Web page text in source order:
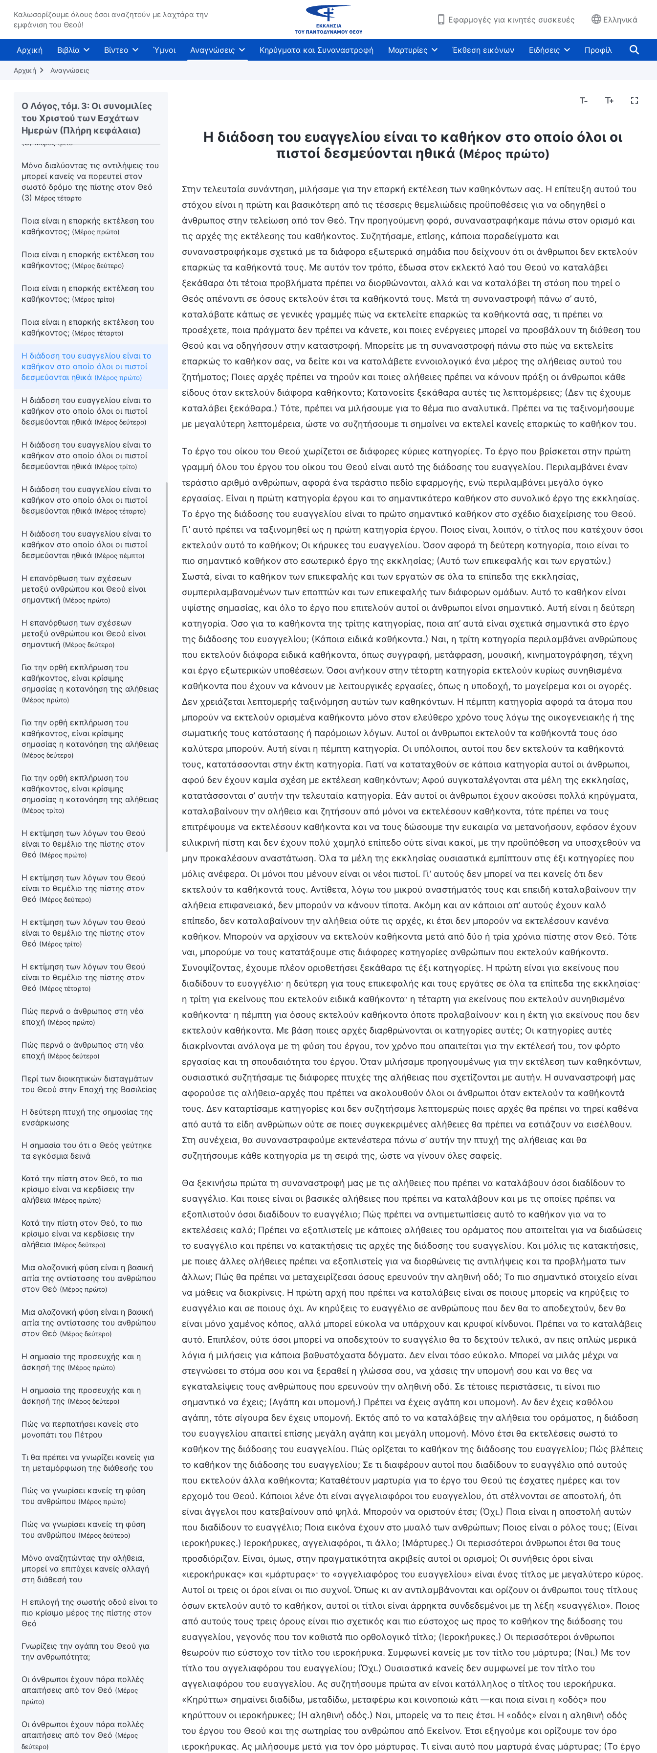
Καλωσορίζουμε όλους όσοι αναζητούν με λαχτάρα την
εμφάνιση του Θεού!
Εφαρμογές για κινητές συσκευές Ελληνικά
Αρχική Βιβλία Βίντεο Ύμνοι Αναγνώσεις Κηρύγματα και Συναναστροφή Μαρτυρίες Έκθεση εικόνων Ειδήσεις Προφίλ
Αρχική Αναγνώσεις
Ο Λόγος, τόμ. 3: Οι συνομιλίες
του Χριστού των Εσχάτων
Ημερών (Πλήρη κεφάλαια)
μπορεί κανείς να πορευτεί στον
σωστό δρόμο της πίστης στον Θεό
(3)
Μόνο διαλύοντας τις αντιλήψεις του
μπορεί κανείς να πορευτεί στον
σωστό δρόμο της πίστης στον Θεό
Μόνο διαλύοντας τις αντιλήψεις του
μπορεί κανείς να πορευτεί στον
σωστό δρόμο της πίστης στον Θεό
(3)Μέρος τρίτο
Μόνο διαλύοντας τις αντιλήψεις του
μπορεί κανείς να πορευτεί στον
σωστό δρόμο της πίστης στον Θεό
(3) Μέρος τέταρτο
Ποια είναι η επαρκής εκτέλεση του
καθήκοντος; (Μέρος πρώτο)
Ποια είναι η επαρκής εκτέλεση του
καθήκοντος; (Μέρος δεύτερο)
Ποια είναι η επαρκής εκτέλεση του
καθήκοντος; (Μέρος τρίτο)
Ποια είναι η επαρκής εκτέλεση του
καθήκοντος; (Μέρος τέταρτο)
Η διάδοση του ευαγγελίου είναι το
καθήκον στο οποίο όλοι οι πιστοί
δεσμεύονται ηθικά (Μέρος πρώτο)
Η διάδοση του ευαγγελίου είναι το
καθήκον στο οποίο όλοι οι πιστοί
δεσμεύονται ηθικά (Μέρος δεύτερο)
Η διάδοση του ευαγγελίου είναι το
καθήκον στο οποίο όλοι οι πιστοί
δεσμεύονται ηθικά (Μέρος τρίτο)
Η διάδοση του ευαγγελίου είναι το
καθήκον στο οποίο όλοι οι πιστοί
δεσμεύονται ηθικά (Μέρος τέταρτο)
Η διάδοση του ευαγγελίου είναι το
καθήκον στο οποίο όλοι οι πιστοί
δεσμεύονται ηθικά (Μέρος πέμπτο)
Η επανόρθωση των σχέσεων
μεταξύ ανθρώπου και Θεού είναι
σημαντική (Μέρος πρώτο)
Η επανόρθωση των σχέσεων
μεταξύ ανθρώπου και Θεού είναι
σημαντική (Μέρος δεύτερο)
Για την ορθή εκπλήρωση του
καθήκοντος, είναι κρίσιμης
σημασίας η κατανόηση της αλήθειας
(Μέρος πρώτο)
Για την ορθή εκπλήρωση του
καθήκοντος, είναι κρίσιμης
σημασίας η κατανόηση της αλήθειας
(Μέρος δεύτερο)
Για την ορθή εκπλήρωση του
καθήκοντος, είναι κρίσιμης
σημασίας η κατανόηση της αλήθειας
(Μέρος τρίτο)
Η εκτίμηση των λόγων του Θεού
είναι το θεμέλιο της πίστης στον
Θεό (Μέρος πρώτο)
Η εκτίμηση των λόγων του Θεού
είναι το θεμέλιο της πίστης στον
Θεό (Μέρος δεύτερο)
Η εκτίμηση των λόγων του Θεού
είναι το θεμέλιο της πίστης στον
Θεό (Μέρος τρίτο)
Η εκτίμηση των λόγων του Θεού
είναι το θεμέλιο της πίστης στον
Θεό (Μέρος τέταρτο)
Πώς περνά ο άνθρωπος στη νέα
εποχή (Μέρος πρώτο)
Πώς περνά ο άνθρωπος στη νέα
εποχή (Μέρος δεύτερο)
Περί των διοικητικών διαταγμάτων
του Θεού στην Εποχή της Βασιλείας
Η δεύτερη πτυχή της σημασίας της
ενσάρκωσης
Η σημασία του ότι ο Θεός γεύτηκε
τα εγκόσμια δεινά
Κατά την πίστη στον Θεό, το πιο
κρίσιμο είναι να κερδίσεις την
αλήθεια (Μέρος πρώτο)
Κατά την πίστη στον Θεό, το πιο
κρίσιμο είναι να κερδίσεις την
αλήθεια (Μέρος δεύτερο)
Μια αλαζονική φύση είναι η βασική
αιτία της αντίστασης του ανθρώπου
στον Θεό (Μέρος πρώτο)
Μια αλαζονική φύση είναι η βασική
αιτία της αντίστασης του ανθρώπου
στον Θεό (Μέρος δεύτερο)
Η σημασία της προσευχής και η
άσκησή της (Μέρος πρώτο)
Η σημασία της προσευχής και η
άσκησή της (Μέρος δεύτερο)
Πώς να περπατήσει κανείς στο
μονοπάτι του Πέτρου
Τι θα πρέπει να γνωρίζει κανείς για
τη μεταμόρφωση της διάθεσής του
Πώς να γνωρίσει κανείς τη φύση
του ανθρώπου (Μέρος πρώτο)
Πώς να γνωρίσει κανείς τη φύση
του ανθρώπου (Μέρος δεύτερο)
Μόνο αναζητώντας την αλήθεια,
μπορεί να επιτύχει κανείς αλλαγή
στη διάθεσή του
Η επιλογή της σωστής οδού είναι το
πιο κρίσιμο μέρος της πίστης στον
Θεό
Γνωρίζεις την αγάπη του Θεού για
την ανθρωπότητα;
Οι άνθρωποι έχουν πάρα πολλές
απαιτήσεις από τον Θεό (Μέρος
πρώτο)
Οι άνθρωποι έχουν πάρα πολλές
απαιτήσεις από τον Θεό (Μέρος
δεύτερο)
Η διάδοση του ευαγγελίου είναι το καθήκον στο οποίο όλοι οι
πιστοί δεσμεύονται ηθικά (Μέρος πρώτο)
Στην τελευταία συνάντηση, μιλήσαμε για την επαρκή εκτέλεση των καθηκόντων σας. Η επίτευξη αυτού του
στόχου είναι η πρώτη και βασικότερη από τις τέσσερις θεμελιώδεις προϋποθέσεις για να οδηγηθεί ο
άνθρωπος στην τελείωση από τον Θεό. Την προηγούμενη φορά, συναναστραφήκαμε πάνω στον ορισμό και
τις αρχές της εκτέλεσης του καθήκοντος. Συζητήσαμε, επίσης, κάποια παραδείγματα και
συναναστραφήκαμε σχετικά με τα διάφορα εξωτερικά σημάδια που δείχνουν ότι οι άνθρωποι δεν εκτελούν
επαρκώς τα καθήκοντά τους. Με αυτόν τον τρόπο, έδωσα στον εκλεκτό λαό του Θεού να καταλάβει
ξεκάθαρα ότι τέτοια προβλήματα πρέπει να διορθώνονται, αλλά και να καταλάβει τη στάση που τηρεί ο
Θεός απέναντι σε όσους εκτελούν έτσι τα καθήκοντά τους. Μετά τη συναναστροφή πάνω σ’ αυτό,
καταλάβατε κάπως σε γενικές γραμμές πώς να εκτελείτε επαρκώς τα καθήκοντά σας, τι πρέπει να
προσέχετε, ποια πράγματα δεν πρέπει να κάνετε, και ποιες ενέργειες μπορεί να προσβάλουν τη διάθεση του
Θεού και να οδηγήσουν στην καταστροφή. Μπορείτε με τη συναναστροφή πάνω στο πώς να εκτελείτε
επαρκώς το καθήκον σας, να δείτε και να καταλάβετε εννοιολογικά ένα μέρος της αλήθειας αυτού του
ζητήματος; Ποιες αρχές πρέπει να τηρούν και ποιες αλήθειες πρέπει να κάνουν πράξη οι άνθρωποι κάθε
είδους όταν εκτελούν διάφορα καθήκοντα; Κατανοείτε ξεκάθαρα αυτές τις λεπτομέρειες; (Δεν τις έχουμε
καταλάβει ξεκάθαρα.) Τότε, πρέπει να μιλήσουμε για το θέμα πιο αναλυτικά. Πρέπει να τις ταξινομήσουμε
με μεγαλύτερη λεπτομέρεια, ώστε να συζητήσουμε τι σημαίνει να εκτελεί κανείς επαρκώς το καθήκον του.
Το έργο του οίκου του Θεού χωρίζεται σε διάφορες κύριες κατηγορίες. Το έργο που βρίσκεται στην πρώτη
γραμμή όλου του έργου του οίκου του Θεού είναι αυτό της διάδοσης του ευαγγελίου. Περιλαμβάνει έναν
τεράστιο αριθμό ανθρώπων, αφορά ένα τεράστιο πεδίο εφαρμογής, ενώ περιλαμβάνει μεγάλο όγκο
εργασίας. Είναι η πρώτη κατηγορία έργου και το σημαντικότερο καθήκον στο συνολικό έργο της εκκλησίας.
Το έργο της διάδοσης του ευαγγελίου είναι το πρώτο σημαντικό καθήκον στο σχέδιο διαχείρισης του Θεού.
Γι’ αυτό πρέπει να ταξινομηθεί ως η πρώτη κατηγορία έργου. Ποιος είναι, λοιπόν, ο τίτλος που κατέχουν όσοι
εκτελούν αυτό το καθήκον; Οι κήρυκες του ευαγγελίου. Όσον αφορά τη δεύτερη κατηγορία, ποιο είναι το
πιο σημαντικό καθήκον στο εσωτερικό έργο της εκκλησίας; (Αυτό των επικεφαλής και των εργατών.)
Σωστά, είναι το καθήκον των επικεφαλής και των εργατών σε όλα τα επίπεδα της εκκλησίας,
συμπεριλαμβανομένων των εποπτών και των επικεφαλής των διάφορων ομάδων. Αυτό το καθήκον είναι
υψίστης σημασίας, και όλο το έργο που επιτελούν αυτοί οι άνθρωποι είναι σημαντικό. Αυτή είναι η δεύτερη
κατηγορία. Όσο για τα καθήκοντα της τρίτης κατηγορίας, ποια απ’ αυτά είναι σχετικά σημαντικά στο έργο
της διάδοσης του ευαγγελίου; (Κάποια ειδικά καθήκοντα.) Ναι, η τρίτη κατηγορία περιλαμβάνει ανθρώπους
που εκτελούν διάφορα ειδικά καθήκοντα, όπως συγγραφή, μετάφραση, μουσική, κινηματογράφηση, τέχνη
και έργο εξωτερικών υποθέσεων. Όσοι ανήκουν στην τέταρτη κατηγορία εκτελούν κυρίως συνηθισμένα
καθήκοντα που έχουν να κάνουν με λειτουργικές εργασίες, όπως η υποδοχή, το μαγείρεμα και οι αγορές.
Δεν χρειάζεται λεπτομερής ταξινόμηση αυτών των καθηκόντων. Η πέμπτη κατηγορία αφορά τα άτομα που
μπορούν να εκτελούν ορισμένα καθήκοντα μόνο στον ελεύθερο χρόνο τους λόγω της οικογενειακής ή της
σωματικής τους κατάστασης ή παρόμοιων λόγων. Αυτοί οι άνθρωποι εκτελούν τα καθήκοντά τους όσο
καλύτερα μπορούν. Αυτή είναι η πέμπτη κατηγορία. Οι υπόλοιποι, αυτοί που δεν εκτελούν τα καθήκοντά
τους, κατατάσσονται στην έκτη κατηγορία. Γιατί να καταταχθούν σε κάποια κατηγορία αυτοί οι άνθρωποι,
αφού δεν έχουν καμία σχέση με εκτέλεση καθηκόντων; Αφού συγκαταλέγονται στα μέλη της εκκλησίας,
κατατάσσονται σ’ αυτήν την τελευταία κατηγορία. Εάν αυτοί οι άνθρωποι έχουν ακούσει πολλά κηρύγματα,
καταλαβαίνουν την αλήθεια και ζητήσουν από μόνοι να εκτελέσουν καθήκοντα, τότε πρέπει να τους
επιτρέψουμε να εκτελέσουν καθήκοντα και να τους δώσουμε την ευκαιρία να μετανοήσουν, εφόσον έχουν
ειλικρινή πίστη και δεν έχουν πολύ χαμηλό επίπεδο ούτε είναι κακοί, με την προϋπόθεση να υποσχεθούν να
μην προκαλέσουν αναστάτωση. Όλα τα μέλη της εκκλησίας ουσιαστικά εμπίπτουν στις έξι κατηγορίες που
μόλις ανέφερα. Οι μόνοι που μένουν είναι οι νέοι πιστοί. Γι’ αυτούς δεν μπορεί να πει κανείς ότι δεν
εκτελούν τα καθήκοντά τους. Αντίθετα, λόγω του μικρού αναστήματός τους και επειδή καταλαβαίνουν την
αλήθεια επιφανειακά, δεν μπορούν να κάνουν τίποτα. Ακόμη και αν κάποιοι απ’ αυτούς έχουν καλό
επίπεδο, δεν καταλαβαίνουν την αλήθεια ούτε τις αρχές, κι έτσι δεν μπορούν να εκτελέσουν κανένα
καθήκον. Μπορούν να αρχίσουν να εκτελούν καθήκοντα μετά από δύο ή τρία χρόνια πίστης στον Θεό. Τότε
ναι, μπορούμε να τους κατατάξουμε στις διάφορες κατηγορίες ανθρώπων που εκτελούν καθήκοντα.
Συνοψίζοντας, έχουμε πλέον οριοθετήσει ξεκάθαρα τις έξι κατηγορίες. Η πρώτη είναι για εκείνους που
διαδίδουν το ευαγγέλιο· η δεύτερη για τους επικεφαλής και τους εργάτες σε όλα τα επίπεδα της εκκλησίας·
η τρίτη για εκείνους που εκτελούν ειδικά καθήκοντα· η τέταρτη για εκείνους που εκτελούν συνηθισμένα
καθήκοντα· η πέμπτη για όσους εκτελούν καθήκοντα όποτε προλαβαίνουν· και η έκτη για εκείνους που δεν
εκτελούν καθήκοντα. Με βάση ποιες αρχές διαρθρώνονται οι κατηγορίες αυτές; Οι κατηγορίες αυτές
διακρίνονται ανάλογα με τη φύση του έργου, τον χρόνο που απαιτείται για την εκτέλεσή του, τον φόρτο
εργασίας και τη σπουδαιότητα του έργου. Όταν μιλήσαμε προηγουμένως για την εκτέλεση των καθηκόντων,
ουσιαστικά συζητήσαμε τις διάφορες πτυχές της αλήθειας που σχετίζονται με αυτήν. Η συναναστροφή μας
αφορούσε τις αλήθεια-αρχές που πρέπει να ακολουθούν όλοι οι άνθρωποι όταν εκτελούν τα καθήκοντά
τους. Δεν καταρτίσαμε κατηγορίες και δεν συζητήσαμε λεπτομερώς ποιες αρχές θα πρέπει να τηρεί καθένα
από αυτά τα είδη ανθρώπων ούτε σε ποιες συγκεκριμένες αλήθειες θα πρέπει να εστιάζουν να εισέλθουν.
Στη συνέχεια, θα συναναστραφούμε εκτενέστερα πάνω σ’ αυτήν την πτυχή της αλήθειας και θα
συζητήσουμε κάθε κατηγορία με τη σειρά της, ώστε να γίνουν όλες σαφείς.
Θα ξεκινήσω πρώτα τη συναναστροφή μας με τις αλήθειες που πρέπει να καταλάβουν όσοι διαδίδουν το ευαγγέλιο. Και ποιες είναι οι βασικές αλήθειες που πρέπει να καταλάβουν και με τις οποίες πρέπει να εξοπλιστούν όσοι διαδίδουν το ευαγγέλιο; Πώς πρέπει να αντιμετωπίσεις αυτό το καθήκον για να το εκτελέσεις καλά; Πρέπει να εξοπλιστείς με κάποιες αλήθειες του οράματος που απαιτείται για να διαδώσεις το ευαγγέλιο και πρέπει να κατακτήσεις τις αρχές της διάδοσης του ευαγγελίου. Και μόλις τις κατακτήσεις, με ποιες άλλες αλήθειες πρέπει να εξοπλιστείς για να διορθώνεις τις αντιλήψεις και τα προβλήματα των άλλων; Πώς θα πρέπει να μεταχειρίζεσαι όσους ερευνούν την αληθινή οδό; Το πιο σημαντικό στοιχείο είναι να μάθεις να διακρίνεις. Η πρώτη αρχή που πρέπει να καταλάβεις είναι σε ποιους μπορείς να κηρύξεις το ευαγγέλιο και σε ποιους όχι. Αν κηρύξεις το ευαγγέλιο σε ανθρώπους που δεν θα το αποδεχτούν, δεν θα είναι μόνο χαμένος κόπος, αλλά μπορεί εύκολα να υπάρχουν και κρυφοί κίνδυνοι. Πρέπει να το καταλάβεις αυτό. Επιπλέον, ούτε όσοι μπορεί να αποδεχτούν το ευαγγέλιο θα το δεχτούν τελικά, αν πεις απλώς μερικά λόγια ή μιλήσεις για κάποια βαθυστόχαστα δόγματα. Δεν είναι τόσο εύκολο. Μπορεί να μιλάς μέχρι να στεγνώσει το στόμα σου και να ξεραθεί η γλώσσα σου, να χάσεις την υπομονή σου και να θες να εγκαταλείψεις τους ανθρώπους που ερευνούν την αληθινή οδό. Σε τέτοιες περιστάσεις, τι είναι πιο σημαντικό να έχεις; (Αγάπη και υπομονή.) Πρέπει να έχεις αγάπη και υπομονή. Αν δεν έχεις καθόλου αγάπη, τότε σίγουρα δεν έχεις υπομονή. Εκτός από το να καταλάβεις την αλήθεια του οράματος, η διάδοση του ευαγγελίου απαιτεί επίσης μεγάλη αγάπη και μεγάλη υπομονή. Μόνο έτσι θα εκτελέσεις σωστά το καθήκον της διάδοσης του ευαγγελίου. Πώς ορίζεται το καθήκον της διάδοσης του ευαγγελίου; Πώς βλέπεις το καθήκον της διάδοσης του ευαγγελίου; Σε τι διαφέρουν αυτοί που διαδίδουν το ευαγγέλιο από αυτούς που εκτελούν άλλα καθήκοντα; Καταθέτουν μαρτυρία για το έργο του Θεού τις έσχατες ημέρες και τον ερχομό του Θεού. Κάποιοι λένε ότι είναι αγγελιαφόροι του ευαγγελίου, ότι στέλνονται σε αποστολή, ότι είναι άγγελοι που κατεβαίνουν από ψηλά. Μπορούν να οριστούν έτσι; (Όχι.) Ποια είναι η αποστολή αυτών που διαδίδουν το ευαγγέλιο; Ποια εικόνα έχουν στο μυαλό των ανθρώπων; Ποιος είναι ο ρόλος τους; (Είναι ιεροκήρυκες.) Ιεροκήρυκες, αγγελιαφόροι, τι άλλο; (Μάρτυρες.) Οι περισσότεροι άνθρωποι έτσι θα τους προσδιόριζαν. Είναι, όμως, στην πραγματικότητα ακριβείς αυτοί οι ορισμοί; Οι συνήθεις όροι είναι «ιεροκήρυκας» και «μάρτυρας»· το «αγγελιαφόρος του ευαγγελίου» είναι ένας τίτλος με μεγαλύτερο κύρος. Αυτοί οι τρεις οι όροι είναι οι πιο συχνοί. Όπως κι αν αντιλαμβάνονται και ορίζουν οι άνθρωποι τους τίτλους όσων εκτελούν αυτό το καθήκον, αυτοί οι τίτλοι είναι άρρηκτα συνδεδεμένοι με τη λέξη «ευαγγέλιο». Ποιος από αυτούς τους τρεις όρους είναι πιο σχετικός και πιο εύστοχος ως προς το καθήκον της διάδοσης του ευαγγελίου, γεγονός που τον καθιστά πιο ορθολογικό τίτλο; (Ιεροκήρυκες.) Οι περισσότεροι άνθρωποι θεωρούν πιο εύστοχο τον τίτλο του ιεροκήρυκα. Συμφωνεί κανείς με τον τίτλο του μάρτυρα; (Ναι.) Με τον τίτλο του αγγελιαφόρου του ευαγγελίου; (Όχι.) Ουσιαστικά κανείς δεν συμφωνεί με τον τίτλο του αγγελιαφόρου του ευαγγελίου. Ας συζητήσουμε πρώτα αν είναι κατάλληλος ο τίτλος του ιεροκήρυκα. «Κηρύττω» σημαίνει διαδίδω, μεταδίδω, μεταφέρω και κοινοποιώ κάτι —και ποια είναι η «οδός» που κηρύττουν οι ιεροκήρυκες; (Η αληθινή οδός.) Ναι, μπορείς να το πεις έτσι. Η «οδός» είναι η αληθινή οδός του έργου του Θεού και της σωτηρίας του ανθρώπου από Εκείνον. Έτσι εξηγούμε και ορίζουμε τον όρο ιεροκήρυκας. Ας μιλήσουμε μετά για τον όρο μάρτυρας. Τι είναι αυτό που μαρτυρά ένας μάρτυρας; (Το έργο του Θεού τις έσχατες ημέρες.) Ισχύει ότι ένας μάρτυρας καταθέτει μαρτυρία για το έργο του Θεού τις έσχατες ημέρες. Αυτοί οι δύο τίτλοι φαίνονται σχετικά κατάλληλοι. Και ο όρος αγγελιαφόρος του ευαγγελίου; Σε τι αναφέρεται ο όρος «ευαγγέλιο»; Είναι οι ευχάριστες ειδήσεις και τα χαρμόσυνα μηνύματα για το έργο του Θεού, τη σωτηρία του ανθρώπου από τον Θεό και την επιστροφή του Θεού. Πώς μπορούμε να εξηγήσουμε τον όρο «αγγελιαφόρος»; Μια καλή εξήγηση του όρου «αγγελιαφόρος» είναι κάποιος που στέλνει ο Θεός, κάποιος που αποστέλλεται απευθείας για να διαδώσει το ευαγγέλιο ή ένας συγκεκριμένος άνθρωπος που στέλνει ο Θεός σε μια συγκεκριμένη χρονική στιγμή για να μεταδώσει τα λόγια του Θεού ή ένα σημαντικό μήνυμα. Αυτό είναι ο αγγελιαφόρος. Αυτόν τον ρόλο έχουν όσοι διαδίδουν το ευαγγέλιο; Τέτοιο έργο κάνουν; (Όχι.) Τι έργο κάνουν, τότε; (Καταθέτουν μαρτυρία για το έργο του Θεού τις έσχατες ημέρες.) Είναι μήπως η μαρτυρία τους για το έργο του Θεού τις έσχατες ημέρες αποστολή που έχουν δεχθεί απευθείας από τον Θεό; (Όχι.) Τότε, πώς εξηγείται αυτή η αποστολή; (Είναι το καθήκον των δημιουργημάτων.) Πρόκειται για το καθήκον των ανθρώπων. Άσχετα αν ο Θεός σού έχει αναθέσει, σου έχει πει ή σου έχει εμπιστευτεί τη διακήρυξη του νέου έργου Του και τη διάδοση του ευαγγελίου, εσύ έχεις την ευθύνη και την υποχρέωση να μιλήσεις σε περισσότερους ανθρώπους για το ευαγγέλιο, να το διαδώσεις και να το μεταδώσεις σε περισσότερους ανθρώπους. Έχεις την ευθύνη και την υποχρέωση να γνωστοποιήσεις σε περισσότερους ανθρώπους αυτήν την είδηση, ώστε να προσέλθουν ενώπιον του Θεού και να επιστρέψουν στον οίκο Του. Αυτό το καθήκον και την ευθύνη έχουν οι άνθρωποι, οπότε δεν μπορεί να πει κανείς ότι ο Θεός τούς έχει στείλει και αποστείλει. Άρα, η λέξη «αγγελιαφόρος» δεν είναι κατάλληλη εδώ. Ποια είναι η φύση αυτής της λέξης; Είναι ψευδής, υπερβολική και κενή. Η λέξη «αγγελιαφόρος» είναι υπερβολική και δεν ταιριάζει. Από την εποχή της Παλαιάς Διαθήκης μέχρι σήμερα, από την αρχή του έργου διαχείρισης του Θεού μέχρι σήμερα, επί της ουσίας ο ρόλος του αγγελιαφόρου δεν έχει υπάρξει ποτέ. Με άλλα λόγια, κανένας τέτοιος ρόλος δεν έχει μετάσχει στο έργο του σχεδίου διαχείρισης του Θεού για τη σωτηρία της ανθρωπότητας καθ’ όλη τη διάρκειά του. Πώς μπορούν οι απλοί άνθρωποι να επωμιστούν αυτό που σημαίνει η λέξη «αγγελιαφόρος»; Κανείς δεν μπορεί να αναλάβει ένα τέτοιο έργο. Άρα, ο άνθρωπος δεν μπορεί να αναλάβει αυτόν τον ρόλο, και κανένας δεν μπορεί να συνδεθεί ή να συσχετιστεί με αυτήν τη λέξη. Αγγελιαφόρος, όπως το κατανοούν οι άνθρωποι, είναι κάποιος που στέλνει ο Θεός για να κάνει κάτι ή να μεταφέρει ένα μήνυμα. Ένα τέτοιο πρόσωπο έχει ελάχιστη σχέση με το σπουδαίο και πρωταρχικό έργο του Θεού για τη διαχείριση της ανθρωπότητας. Με άλλα λόγια, στα τρία στάδια του έργου του Θεού, ο ρόλος του αγγελιαφόρου είναι σχεδόν ανύπαρκτος. Επομένως, στο μέλλον μη χρησιμοποιείτε αυτήν τη λέξη. Είναι αφελές να μιλάτε έτσι. Μπορεί να αναλάβει ένας άνθρωπος τον τίτλο του «αγγελιαφόρου του ευαγγελίου»; Δεν μπορεί. Κατ’ αρχάς, οι άνθρωποι έχουν σάρκα και οστά. Επιπλέον, καθένας τους είναι μέλος της διεφθαρμένης ανθρωπότητας. Τι ον είναι ένας αγγελιαφόρος; Ξέρετε; (Δεν ξέρουμε.) Δεν ξέρετε, αλλά τολμάτε να χρησιμοποιείτε αυτόν τον τίτλο. Αυτό είναι πλαστοπροσωπία. Μπορεί να πει κανείς με βεβαιότητα ότι οι αγγελιαφόροι δεν έχουν καμία σχέση με την ανθρωπότητα, και οι άνθρωποι δεν μπορούν να έχουν καμία σχέση με τη λέξη «αγγελιαφόρος». Η ανθρωπότητα δεν μπορεί να επωμιστεί τέτοιον ρόλο. Οι αγγελιαφόροι του ευαγγελίου, η κάθοδος των αγγελιαφόρων από ψηλά και το έργο των αγγελιαφόρων, όλα αυτά ουσιαστικά τελείωσαν από την εποχή του Αβραάμ στην Παλαιά Διαθήκη. Αυτό έχει ήδη τελειώσει. Από τότε που ο Θεός εκτέλεσε επισήμως το έργο της σωτηρίας της ανθρωπότητας, η ανθρωπότητα πρέπει να πάψει να χρησιμοποιεί τη λέξη «αγγελιαφόρος». Γιατί να πάψει να χρησιμοποιεί αυτήν τη λέξη; (Γιατί ο άνθρωπος δεν μπορεί να επωμιστεί τέτοιον ρόλο.) Το θέμα δεν είναι αν ο άνθρωπος μπορεί ή δεν μπορεί να επωμιστεί τέτοιον ρόλο, αλλά ότι οι αγγελιαφόροι δεν έχουν καμία σχέση με τη διεφθαρμένη ανθρωπότητα. Μέσα στη διεφθαρμένη ανθρωπότητα δεν υπάρχει τέτοιος ρόλος ούτε τέτοιος τίτλος. Ας επιστρέψουμε στη λέξη «ιεροκήρυκας». Αν θέλαμε να δώσουμε έναν αντικειμενικό, ακριβή και βαθύ ορισμό της «οδού» για την οποία κηρύττουν, πώς θα την ορίζαμε; (Ο λόγος του Θεού.) Αυτός ο όρος είναι σχετικά γενικός. Δηλαδή, συγκεκριμένα, αναφέρεται μόνο στο ευαγγέλιο και στο μήνυμα για το τωρινό έργο του Θεού; (Όχι.) Τότε, τι είναι αυτό που διακηρύσσουν στην πραγματικότητα όσοι διαδίδουν το ευαγγέλιο; Σε ποιον βαθμό σχετίζεται το έργο εκείνων που διαδίδουν το ευαγγέλιο με την «οδό»; Τι έργο εμπίπτει στην πραγματικότητα στο πεδίο των καθηκόντων τους; Απλώς μεταδίδουν στους αποδέκτες του ευαγγελίου κάποιες βασικές πληροφορίες, όπως ότι ο Θεός έχει έλθει τις έσχατες ημέρες, το έργο που έχει κάνει, τα λόγια Του και τις προθέσεις Του, έτσι ώστε οι άνθρωποι να ακούσουν και να αποδεχτούν αυτές τις πληροφορίες, και στη συνέχεια να επιστρέψουν στον Θεό. Μόλις φέρουν αυτούς τους ανθρώπους ενώπιον του Θεού, εκπληρώνεται η ευθύνη τους να διαδώσουν το ευαγγέλιο. Υπάρχει στις πληροφορίες που μεταδίδουν τίποτα απ’ ό,τι σημαίνει ο όρος «οδός»; Στην προκειμένη περίπτωση, οι όροι «πληροφορίες» και «ευαγγέλιο» είναι ουσιαστικά ισοδύναμοι. Έχουν, λοιπόν, κάποια σχέση με την «οδό»; (Όχι.) Γιατί δεν έχουν σχέση; Σε τι ακριβώς αναφέρεται η «οδός»; Η απλούστερη λέξη που μπορούμε να χρησιμοποιήσουμε ως εξήγηση είναι το μονοπάτι. Ο όρος «μονοπάτι» εμπεριέχει τον ορισμό της «οδού», ο οποίος είναι πιο συγκεκριμένος. Για να μιλήσουμε πιο συγκεκριμένα, η «οδός» είναι όλα τα λόγια που έδωσε ο Θεός για τη σωτηρία της ανθρωπότητας, για να απελευθερώσει τους ανθρώπους από τις διεφθαρμένες σατανικές τους διαθέσεις και για να τους γλιτώσει από τα δεσμά και τη σκοτεινή επιρροή του Σατανά. Είναι ακριβής και συγκεκριμένη αυτή η περιγραφή; Αν το εξετάσουμε τώρα, είναι η λέξη «ιεροκήρυκας» ο κατάλληλος ορισμός όσων εκτελούν το καθήκον της διάδοσης του ευαγγελίου; (Όχι, δεν είναι.) Το καθήκον ενός ιεροκήρυκα υπερβαίνει κατά πολύ τη διάδοση του ευαγγελίου. Μόνο όσοι γνωρίζουν τον Θεό και καταθέτουν μαρτυρία για Αυτόν μπορούν να πάρουν αυτόν τον τίτλο. Μπορεί ένας μέσος άνθρωπος που διαδίδει το ευαγγέλιο να επωμιστεί το έργο ενός ιερ